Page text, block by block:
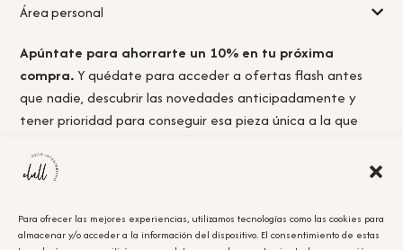
Para ofrecer las mejores experiencias, utilizamos tecnologías como las cookies para
almacenar y/o acceder a la información del dispositivo. El consentimiento de estas
Área personal
Apúntate para ahorrarte un 10% en tu próxima
compra.Y quédate para acceder a ofertas flash antes
que nadie, descubrir las novedades anticipadamente y
tener prioridad para conseguir esa pieza única a la que